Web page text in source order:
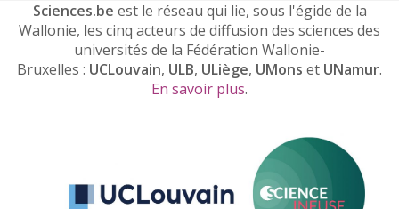
Sciences.be est le réseau qui lie, sous l'égide de la
Wallonie, les cinq acteurs de diffusion des sciences des
universités de la Fédération Wallonie-
Bruxelles : UCLouvain, ULB, ULiège, UMons et UNamur.
En savoir plus.